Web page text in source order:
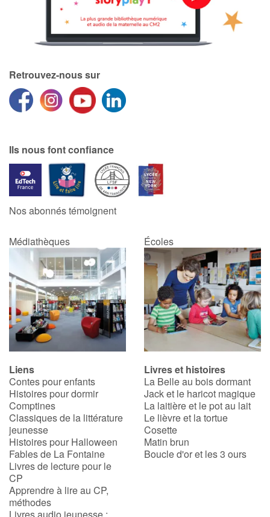
Retrouvez-nous sur
Ils nous font confiance
Nos abonnés témoignent
Médiathèques Écoles
Liens
Contes pour enfants
Histoires pour dormir
Comptines
Classiques de la littérature
jeunesse
Histoires pour Halloween
Fables de La Fontaine
Livres de lecture pour le
CP
Apprendre à lire au CP,
méthodes
Livres et histoires
La Belle au bois dormant
Jack et le haricot magique
La laitière et le pot au lait
Le lièvre et la tortue
Cosette
Matin brun
Boucle d'or et les 3 ours